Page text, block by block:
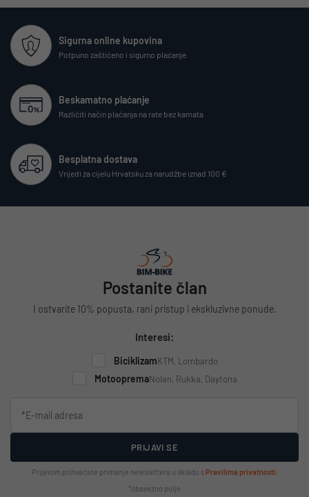
Sigurna online kupovina
Potpuno zaštićeno i sigurno plaćanje
Beskamatno plaćanje
Različiti način plaćanja na rate bez kamata
Besplatna dostava
Vrijedi za cijelu Hrvatsku za narudžbe iznad 100 €
Postanite član
I ostvarite 10% popusta, rani pristup i ekskluzivne ponude.
Interesi:
BiciklizamKTM, Lombardo
MotoopremaNolan, Rukka, Daytona
PRIJAVI SE
Prijavom prihvaćate primanje newslettera u skladu s Pravilima privatnosti
*obavezno polje